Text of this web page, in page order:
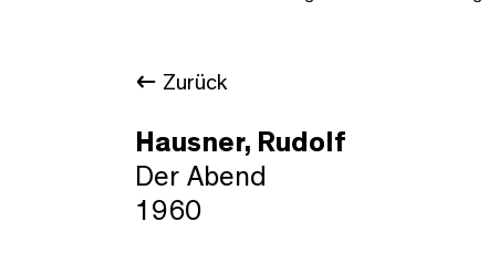
Zurück
Hausner, Rudolf
Der Abend
1960